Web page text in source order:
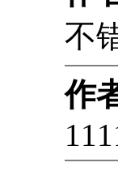
不
作